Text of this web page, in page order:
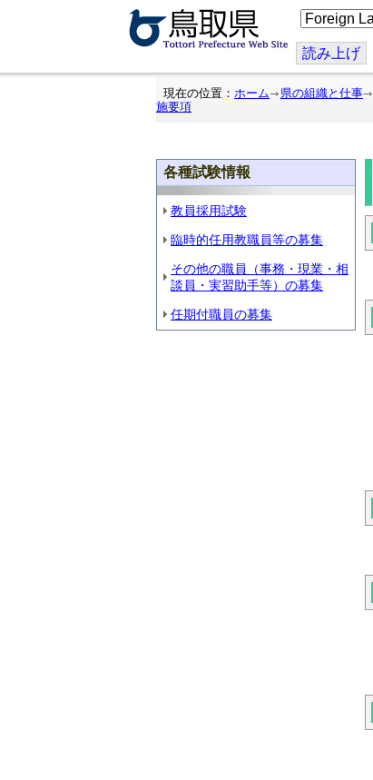
こ
の
ジ
を
翻
読み上げ
現在の位置： ホーム 県の組織と仕事
施要項
各種試験情報
教員採用試験
臨時的任用教職員等の募集
その他の職員（事務・現業・相
談員・実習助手等）の募集
任期付職員の募集